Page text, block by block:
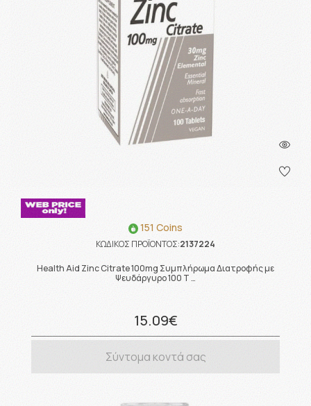
151 Coins
ΚΩΔΙΚΟΣ ΠΡΟΪΟΝΤΟΣ:2137224
Health Aid Zinc Citrate 100mg Συμπλήρωμα Διατροφής με
Ψευδάργυρο 100 Τ …
15.09€
Σύντομα κοντά σας